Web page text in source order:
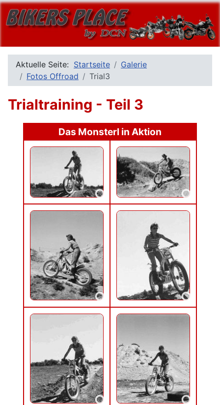
Aktuelle Seite: Startseite
Galerie
Fotos Offroad
Trial3
Trialtraining - Teil 3
Das Monsterl in Aktion